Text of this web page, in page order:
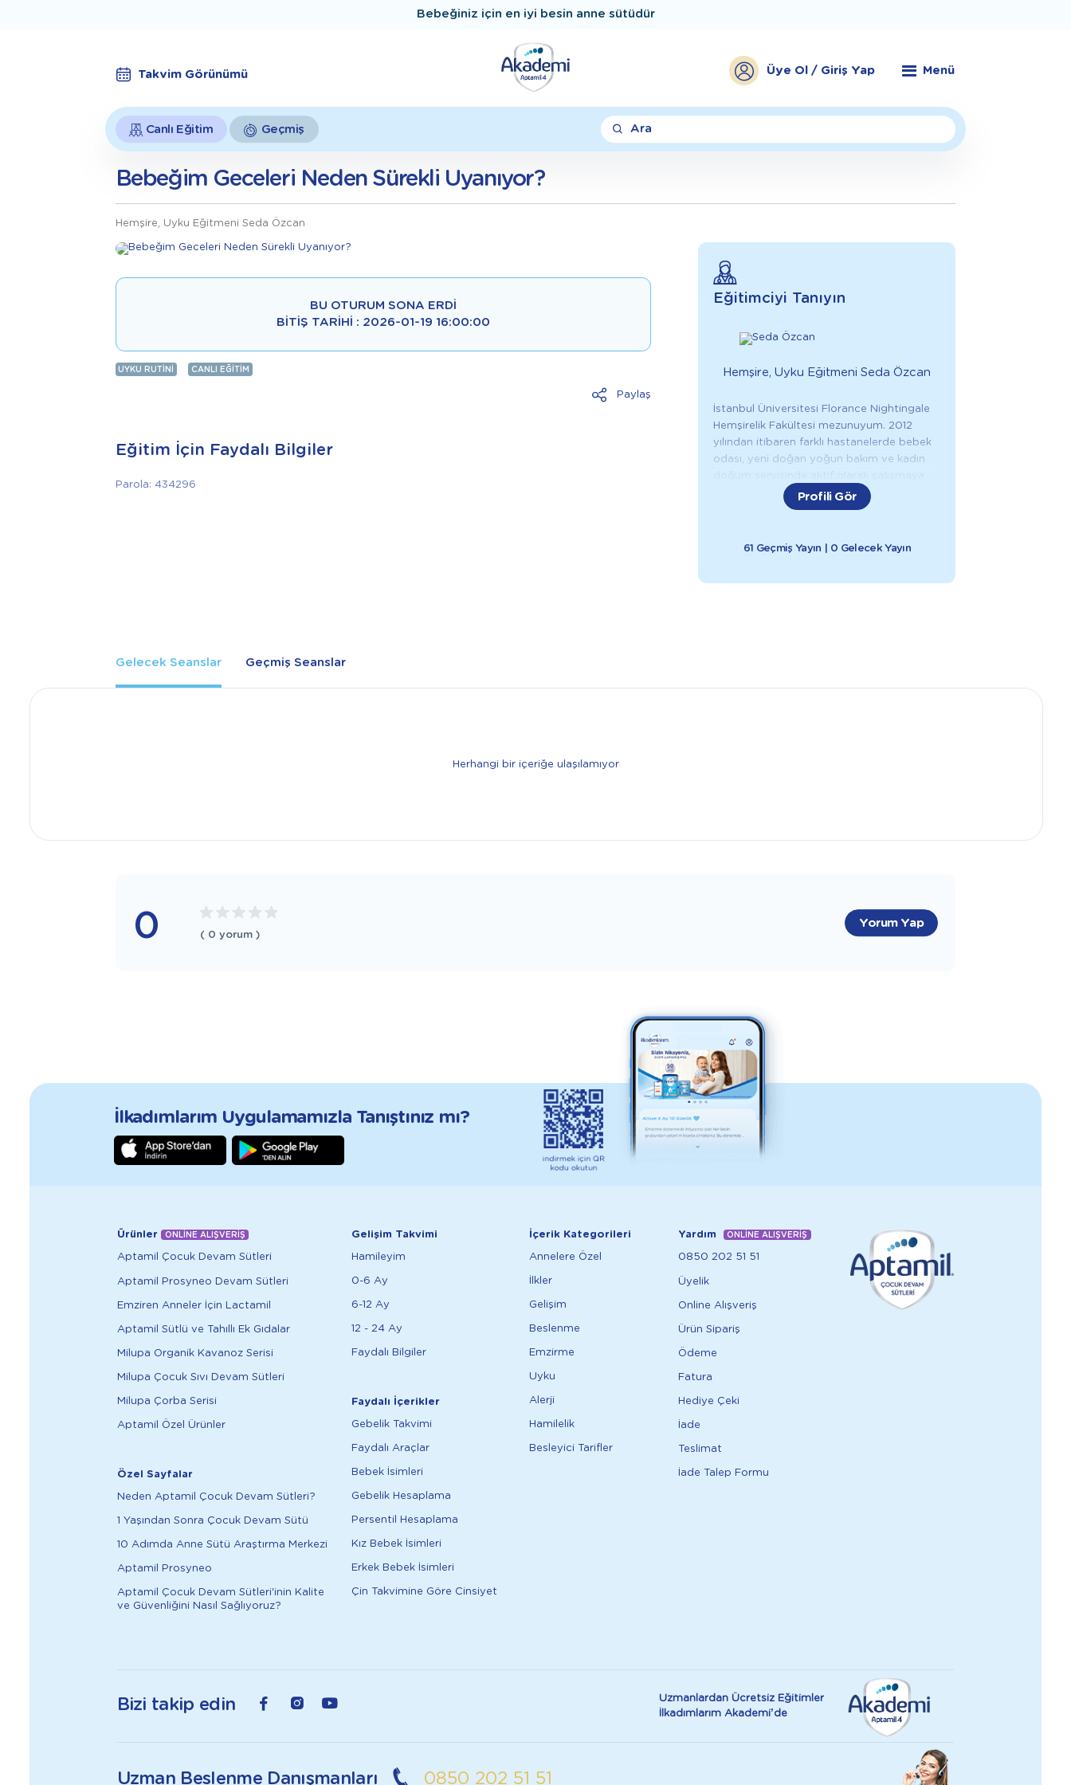
Bebeğiniz için en iyi besin anne sütüdür
Takvim Görünümü Üye Ol / Giriş Yap Menü
Canlı Eğitim Geçmiş Ara
Bebeğim Geceleri Neden Sürekli Uyanıyor?
Hemşire, Uyku Eğitmeni Seda Özcan
BU OTURUM SONA ERDI
BITIŞ TARIHI : 2026-01-19 16:00:00
UYKU RUTINI CANLI EĞITIM
Paylaş
Eğitim İçin Faydalı Bilgiler
Parola: 434296
Eğitimciyi Tanıyın
Hemşire, Uyku EğitmeniSeda Özcan
İstanbul Üniversitesi Florance Nightingale
Hemşirelik Fakültesi mezunuyum. 2012
yılından itibaren farklı hastanelerde bebek
odası, yeni doğan yoğun bakım ve kadın
başladım. 6 yıl özel bir çocuk nöroloji
kliniğinde eğitim hemşiresi olarak görev
tamamladım. International Parenting And
olmaktan keyif duyarım.
Profili Gör
61 Geçmiş Yayın | 0 Gelecek Yayın
Gelecek Seanslar Geçmiş Seanslar
Herhangi bir içeriğe ulaşılamıyor
0 ( 0 yorum )
Yorum Yap
İlkadımlarım Uygulamamızla Tanıştınız mı?
Ürünler ONLİNE ALIŞVERİŞ
Aptamil Çocuk Devam Sütleri
Aptamil Prosyneo Devam Sütleri
Emziren Anneler İçin Lactamil
Aptamil Sütlü ve Tahıllı Ek Gıdalar
Milupa Organik Kavanoz Serisi
Milupa Çocuk Sıvı Devam Sütleri
Milupa Çorba Serisi
Aptamil Özel Ürünler
Özel Sayfalar
Neden Aptamil Çocuk Devam Sütleri?
1 Yaşından Sonra Çocuk Devam Sütü
10 Adımda Anne Sütü Araştırma Merkezi
Aptamil Prosyneo
Aptamil Çocuk Devam Sütleri'inin Kalite
ve Güvenliğini Nasıl Sağlıyoruz?
Gelişim Takvimi
Hamileyim
0-6 Ay
6-12 Ay
12 - 24 Ay
Faydalı Bilgiler
Faydalı İçerikler
Gebelik Takvimi
Faydalı Araçlar
Bebek İsimleri
Gebelik Hesaplama
Persentil Hesaplama
Kız Bebek İsimleri
Erkek Bebek İsimleri
Çin Takvimine Göre Cinsiyet
İçerik Kategorileri
Annelere Özel
İlkler
Gelişim
Beslenme
Emzirme
Uyku
Alerji
Hamilelik
Besleyici Tarifler
Yardım ONLİNE ALIŞVERİŞ
0850 202 51 51
Üyelik
Online Alışveriş
Ürün Sipariş
Ödeme
Fatura
Hediye Çeki
İade
Teslimat
İade Talep Formu
Bizi takip edin
Uzmanlardan Ücretsiz Eğitimler
İlkadımlarım Akademi’de
Uzman Beslenme Danışmanları 0850 202 51 51